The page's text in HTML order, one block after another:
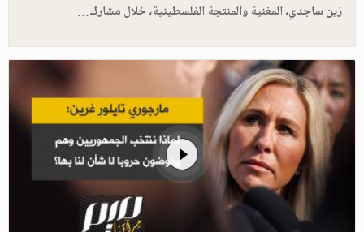
زين ساجدي، المغنية والمنتجة الفلسطينية، خلال مشارك…